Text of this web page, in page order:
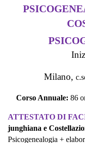
Milano,
Corso Annuale: 86
ATTESTATO DI
junghiana e
Psicogenealogia +